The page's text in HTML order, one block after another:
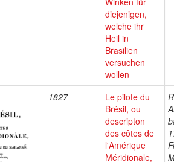
diejenigen,
welche ihr
Heil in
Brasilien
versuchen
wollen
1827
Le pilote du
Brésil, ou
descripton
des côtes de
l'Amérique
Méridionale,